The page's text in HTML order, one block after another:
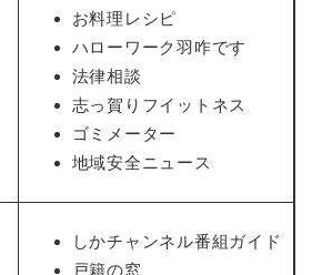
お料理レシピ
ハローワーク羽咋です
法律相談
志っ賀りフイットネス
ゴミメーター
地域安全ニュース
しかチャンネル番組ガイド
戸籍の窓